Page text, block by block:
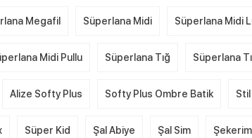
Megafil Süperlana Midi Süperlana Midi
Midi Pullu Süperlana Tığ Süperlana
Alize Softy Plus Softy Plus Ombre Batik Stil
Süper Kid Şal Abiye Şal Sim